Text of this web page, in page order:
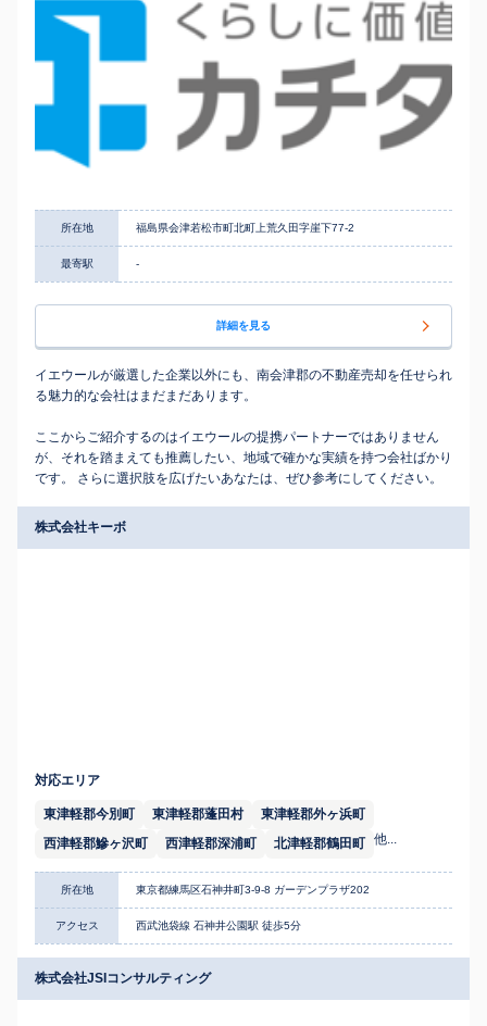
所在地 福島県会津若松市町北町上荒久田字崖下77-2
最寄駅 -
詳細を見る
イエウールが厳選した企業以外にも、南会津郡の不動産売却を任せられ
る魅力的な会社はまだまだあります。
ここからご紹介するのはイエウールの提携パートナーではありません
が、それを踏まえても推薦したい、地域で確かな実績を持つ会社ばかり
です。 さらに選択肢を広げたいあなたは、ぜひ参考にしてください。
株式会社キーボ
対応エリア
東津軽郡今別町 東津軽郡蓬田村
東津軽郡外ヶ浜町
西津軽郡鰺ヶ沢町
西津軽郡深浦町 北津軽郡鶴田町 他...
所在地 東京都練馬区石神井町3-9-8 ガーデンプラザ202
アクセス 西武池袋線 石神井公園駅 徒歩5分
株式会社JSIコンサルティング